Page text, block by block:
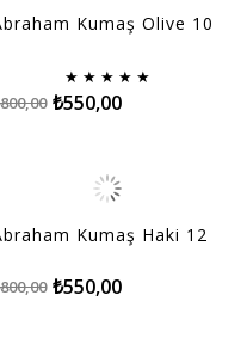
Kumaş Olive 10
★ ★ ★ ★ ★
₺550,00
Kumaş Haki 12
₺550,00